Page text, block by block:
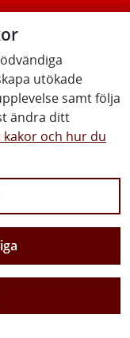
utökade
samt följa
ändra ditt
kakor och hur du